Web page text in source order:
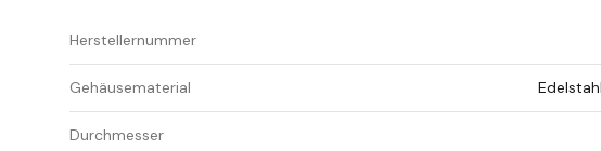
Herstellernummer
Gehäusematerial
Durchmesser